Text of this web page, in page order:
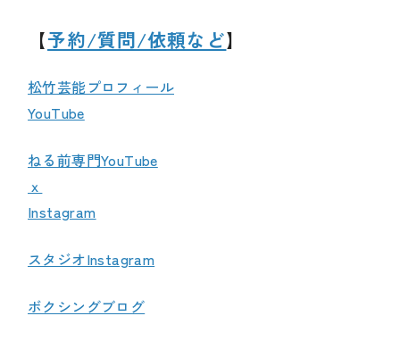
【予約/質問/依頼など】
松竹芸能プロフィール
YouTube
ねる前専門YouTube
ｘ
Instagram
スタジオInstagram
ボクシングブログ